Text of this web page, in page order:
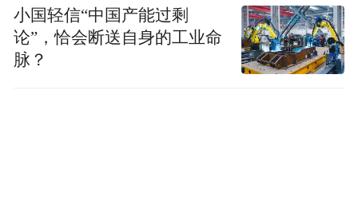
小国轻信“中国产能过剩
论”，恰会断送自身的工业命
脉？